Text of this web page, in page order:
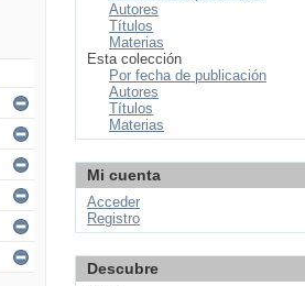
Autores
Títulos
Materias
Esta colección
Por fecha de publicación
Autores
Títulos
Materias
Mi cuenta
Acceder
Registro
Descubre